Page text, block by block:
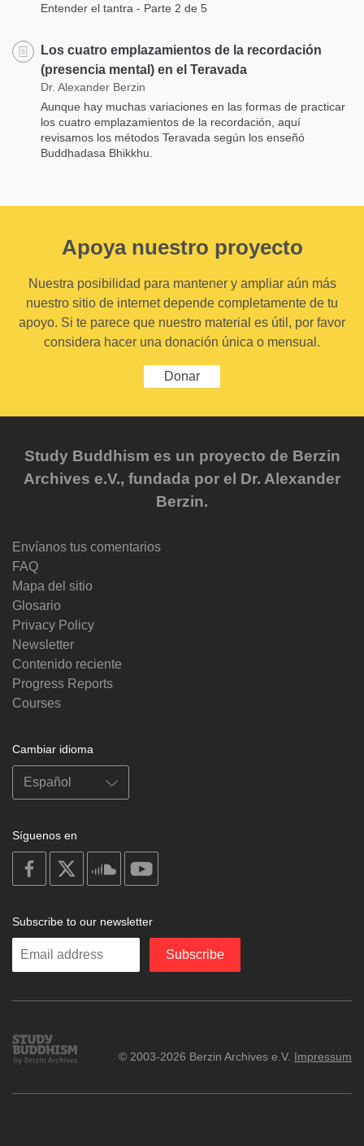
Entender el tantra - Parte 2 de 5
Los cuatro emplazamientos de la recordación
(presencia mental) en el Teravada
Dr. Alexander Berzin
Aunque hay muchas variaciones en las formas de practicar
los cuatro emplazamientos de la recordación, aquí
revisamos los métodos Teravada según los enseñó
Buddhadasa Bhikkhu.
Apoya nuestro proyecto
Nuestra posibilidad para mantener y ampliar aún más
nuestro sitio de internet depende completamente de tu
apoyo. Si te parece que nuestro material es útil, por favor
considera hacer una donación única o mensual.
Donar
Study Buddhism es un proyecto de Berzin
Archives e.V., fundada por el Dr. Alexander
Berzin.
Envíanos tus comentarios
FAQ
Mapa del sitio
Glosario
Privacy Policy
Newsletter
Contenido reciente
Progress Reports
Courses
Cambiar idioma
Síguenos en
on
facebook
soundcloud
Subscribe to our newsletter
Enter
Subscribe
Study
Buddhism
© 2003-2026 Berzin Archives e.V. Impressum